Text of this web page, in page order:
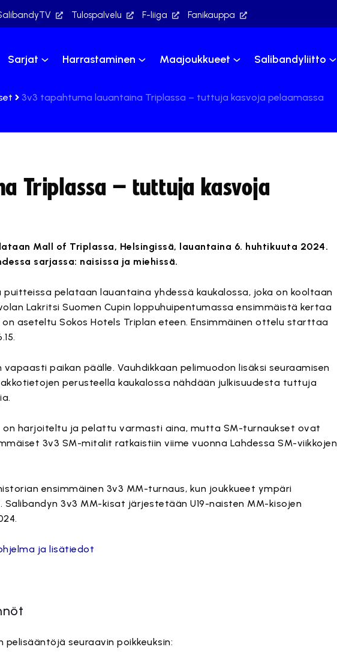
Tulospalvelu F-liiga Fanikauppa
Sarjat Harrastaminen Maajoukkueet Salibandyliitto
3v3 tapahtuma lauantaina Triplassa – tuttuja kasvoja pelaamassa
Triplassa – tuttuja kasvoja
Mall of Triplassa, Helsingissä, lauantaina 6. huhtikuuta 2024.
sarjassa: naisissa ja miehissä.
puitteissa pelataan lauantaina yhdessä kaukalossa, joka on kooltaan
Lakritsi Suomen Cupin loppuhuipentumassa ensimmäistä kertaa
aseteltu Sokos Hotels Triplan eteen. Ensimmäinen ottelu starttaa
paikan päälle. Vauhdikkaan pelimuodon lisäksi seuraamisen
perusteella kaukalossa nähdään julkisuudesta tuttuja
on harjoiteltu ja pelattu varmasti aina, mutta SM-turnaukset ovat
3v3 SM-mitalit ratkaistiin viime vuonna Lahdessa SM-viikkojen
ensimmäinen 3v3 MM-turnaus, kun joukkueet ympäri
3v3 MM-kisat järjestetään U19-naisten MM-kisojen
ja lisätiedot
seuraavin poikkeuksin: